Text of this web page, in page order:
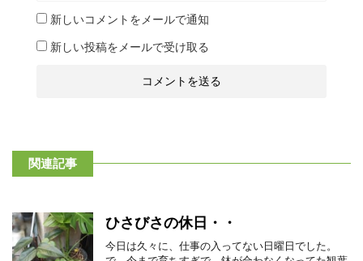
新しいコメントをメールで通知
新しい投稿をメールで受け取る
関連記事
ひさびさの休日・・
今日は久々に、仕事の入ってない日曜日でした。